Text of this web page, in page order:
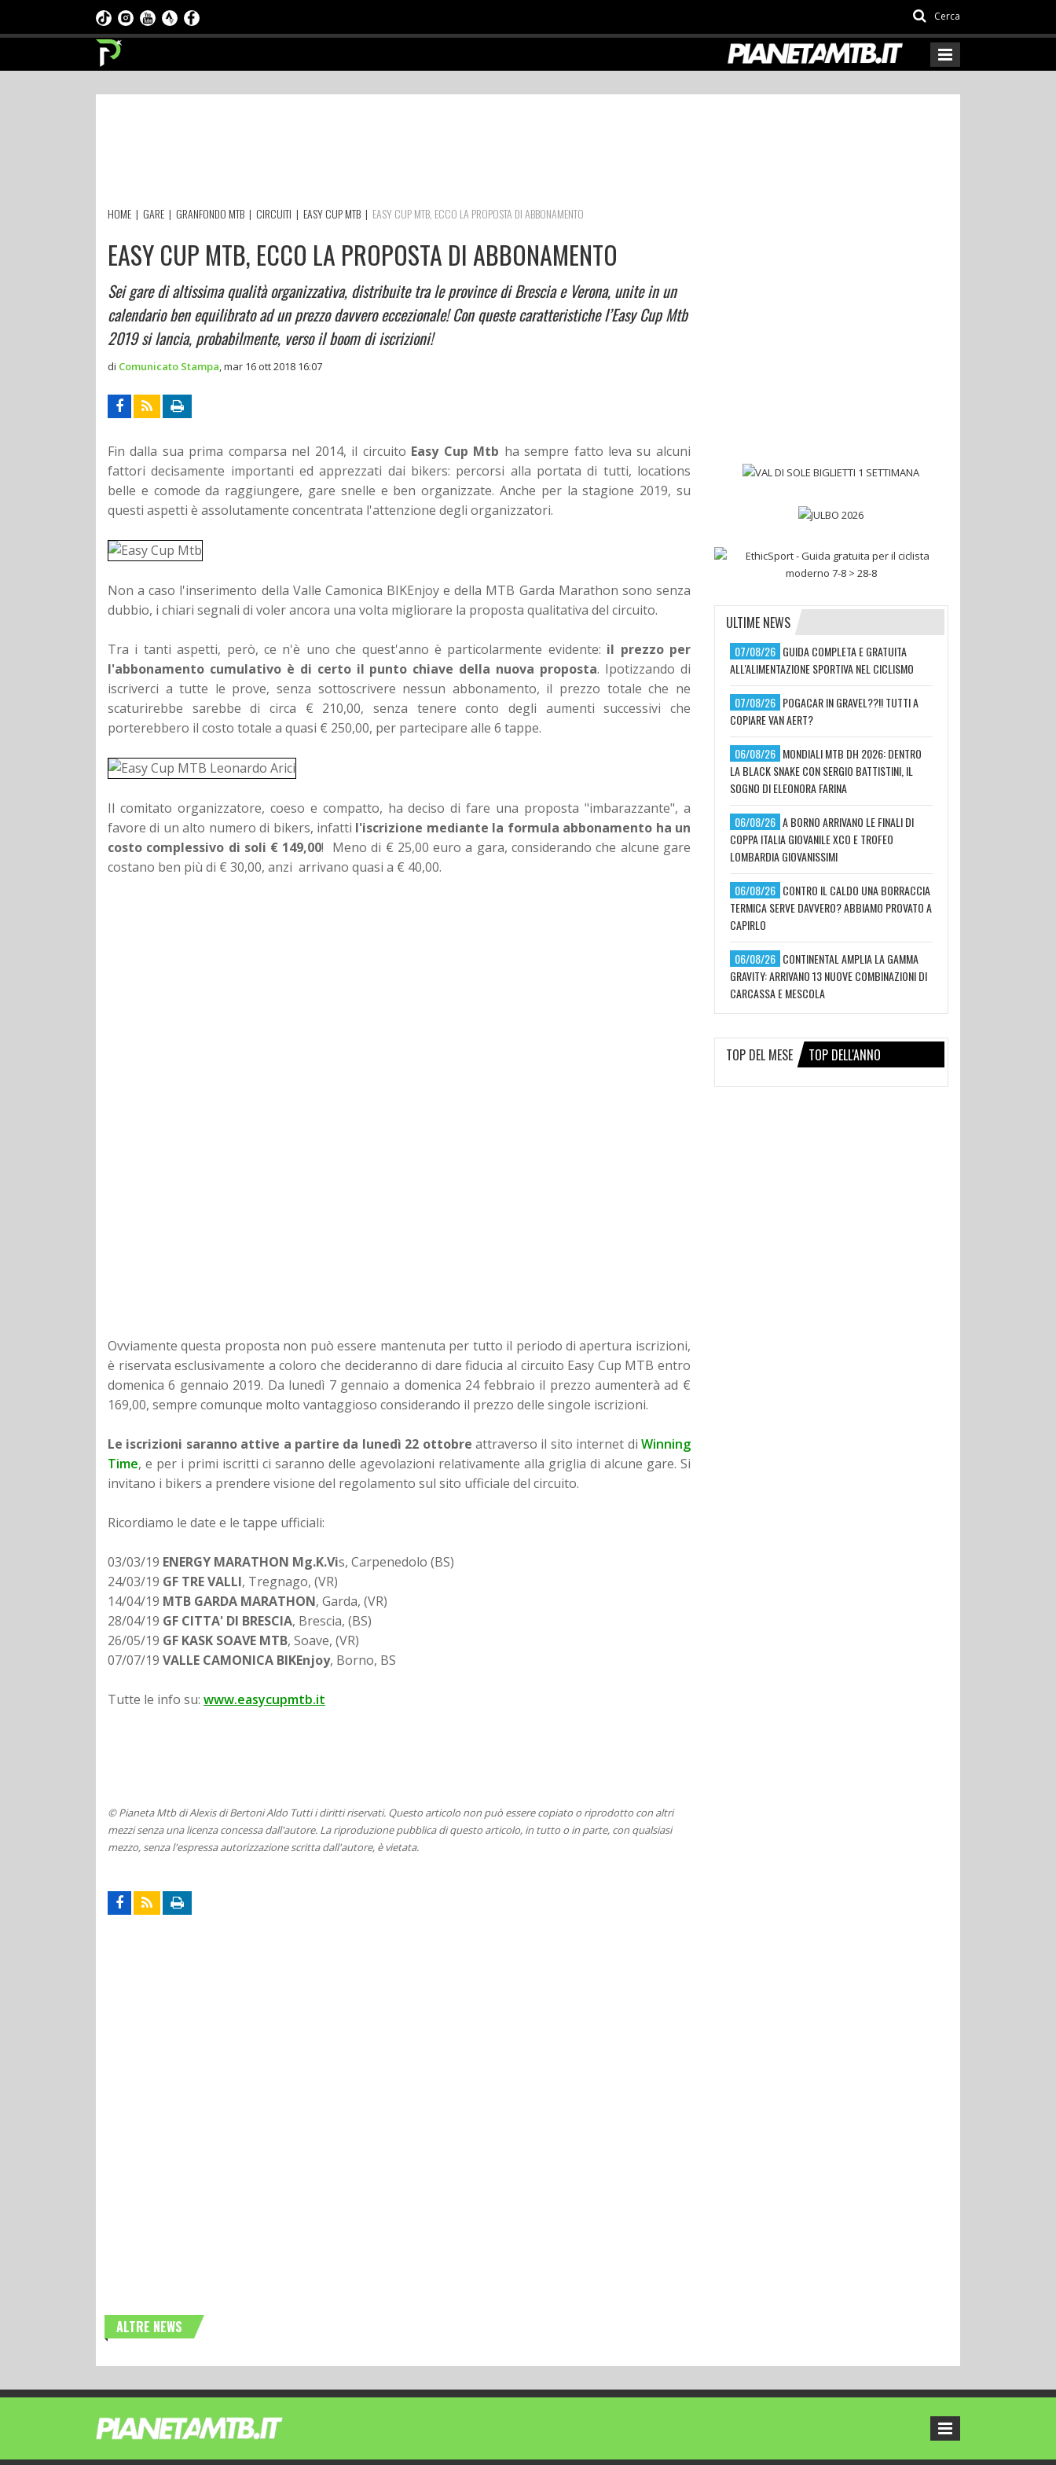
Cerca
HOME | GARE | GRANFONDO MTB | CIRCUITI | EASY CUP MTB | EASY CUP MTB, ECCO LA PROPOSTA DI ABBONAMENTO
EASY CUP MTB, ECCO LA PROPOSTA DI ABBONAMENTO
Sei gare di altissima qualità organizzativa, distribuite tra le province di Brescia e Verona, unite in un
calendario ben equilibrato ad un prezzo davvero eccezionale! Con queste caratteristiche l’Easy Cup Mtb
2019 si lancia, probabilmente, verso il boom di iscrizioni!
di Comunicato Stampa mar 16 ott 2018 16:07
Fin dalla sua prima comparsa nel 2014, il circuito Easy Cup Mtb ha sempre fatto leva su alcuni
fattori decisamente importanti ed apprezzati dai bikers: percorsi alla portata di tutti, locations
belle e comode da raggiungere, gare snelle e ben organizzate. Anche per la stagione 2019, su
questi aspetti è assolutamente concentrata l'attenzione degli organizzatori.
Non a caso l'inserimento della Valle Camonica BIKEnjoy e della MTB Garda Marathon sono senza
dubbio, i chiari segnali di voler ancora una volta migliorare la proposta qualitativa del circuito.
Tra i tanti aspetti, però, ce n'è uno che quest'anno è particolarmente evidente: il prezzo per
l'abbonamento cumulativo è di certo il punto chiave della nuova proposta. Ipotizzando di
iscriverci a tutte le prove, senza sottoscrivere nessun abbonamento, il prezzo totale che ne
scaturirebbe sarebbe di circa € 210,00, senza tenere conto degli aumenti successivi che
porterebbero il costo totale a quasi € 250,00, per partecipare alle 6 tappe.
Il comitato organizzatore, coeso e compatto, ha deciso di fare una proposta "imbarazzante", a
favore di un alto numero di bikers, infatti l'iscrizione mediante la formula abbonamento ha un
costo complessivo di soli € 149,00! Meno di € 25,00 euro a gara, considerando che alcune gare
costano ben più di € 30,00, anzi arrivano quasi a € 40,00.
Ovviamente questa proposta non può essere mantenuta per tutto il periodo di apertura iscrizioni,
è riservata esclusivamente a coloro che decideranno di dare fiducia al circuito Easy Cup MTB entro
domenica 6 gennaio 2019. Da lunedì 7 gennaio a domenica 24 febbraio il prezzo aumenterà ad €
169,00, sempre comunque molto vantaggioso considerando il prezzo delle singole iscrizioni.
Le iscrizioni saranno attive a partire da lunedì 22 ottobre attraverso il sito internet di Winning
Time, e per i primi iscritti ci saranno delle agevolazioni relativamente alla griglia di alcune gare. Si
invitano i bikers a prendere visione del regolamento sul sito ufficiale del circuito.
Ricordiamo le date e le tappe ufficiali:
03/03/19 ENERGY MARATHON Mg.K.Vis, Carpenedolo (BS)
24/03/19 GF TRE VALLI, Tregnago, (VR)
14/04/19 MTB GARDA MARATHON, Garda, (VR)
28/04/19 GF CITTA' DI BRESCIA, Brescia, (BS)
26/05/19 GF KASK SOAVE MTB, Soave, (VR)
07/07/19 VALLE CAMONICA BIKEnjoy, Borno, BS
Tutte le info su: www.easycupmtb.it
© Pianeta Mtb di Alexis di Bertoni Aldo Tutti i diritti riservati. Questo articolo non può essere copiato o riprodotto con altri
mezzi senza una licenza concessa dall'autore. La riproduzione pubblica di questo articolo, in tutto o in parte, con qualsiasi
mezzo, senza l'espressa autorizzazione scritta dall'autore, è vietata.
ALTRE NEWS
ULTIME NEWS
07/08/26 GUIDA COMPLETA E GRATUITA
ALL'ALIMENTAZIONE SPORTIVA NEL CICLISMO
07/08/26 POGACAR IN GRAVEL??!! TUTTI A
COPIARE VAN AERT?
06/08/26 MONDIALI MTB DH 2026: DENTRO
LA BLACK SNAKE CON SERGIO BATTISTINI, IL
SOGNO DI ELEONORA FARINA
06/08/26 A BORNO ARRIVANO LE FINALI DI
COPPA ITALIA GIOVANILE XCO E TROFEO
LOMBARDIA GIOVANISSIMI
06/08/26 CONTRO IL CALDO UNA BORRACCIA
TERMICA SERVE DAVVERO? ABBIAMO PROVATO A
CAPIRLO
06/08/26 CONTINENTAL AMPLIA LA GAMMA
GRAVITY: ARRIVANO 13 NUOVE COMBINAZIONI DI
CARCASSA E MESCOLA
TOP DEL MESE TOP DELL'ANNO